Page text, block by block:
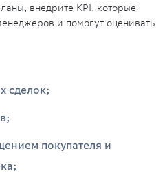
внедрите KPI, которые
и помогут оценивать
сделок;
покупателя и